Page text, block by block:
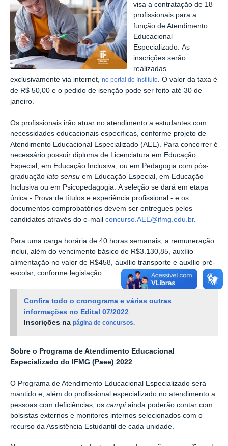
visa a contratação de 18
profissionais para a
função de Atendimento
Educacional
Especializado.As
inscrições serão
realizadas
exclusivamente via internet, no portal do Instituto. O valor da taxa é
de R$ 50,00 e o pedido de isenção pode ser feito até 30 de
janeiro.
Os profissionais irão atuar no atendimento a estudantes com
necessidades educacionais específicas, conforme projeto de
Atendimento Educacional Especializado (AEE). Para concorrer é
necessário possuir diploma de Licenciatura em Educação
Especial; em Educação Inclusiva; ou em Pedagogia com pós-
graduação lato sensu em Educação Especial, em Educação
Inclusiva ou em Psicopedagogia. A seleção se dará em etapa
única - Prova de títulos e experiência profissional - e os
documentos comprobatórios devem ser entregues pelos
candidatos através do e-mail concurso.AEE@ifmg.edu.br.
Para uma carga horária de 40 horas semanais, a remuneração
inclui, além do vencimento básico de R$3.130,85, auxílio
alimentação no valor de R$458, auxílio transporte e auxílio pré-
escolar, conforme legislação.
Confira todo o cronograma e várias outras
informações no Edital 07/2022
Inscrições napágina de concursos.
Sobre o Programa de Atendimento Educacional
Especializado do IFMG (Paee) 2022
O Programa de Atendimento Educacional Especializado será
mantido e, além do profissional especializado no atendimento a
pessoas com deficiências, os campiainda poderão contar com
bolsistas externos e monitores internos selecionados com o
recurso da Assistência Estudantil de cada unidade